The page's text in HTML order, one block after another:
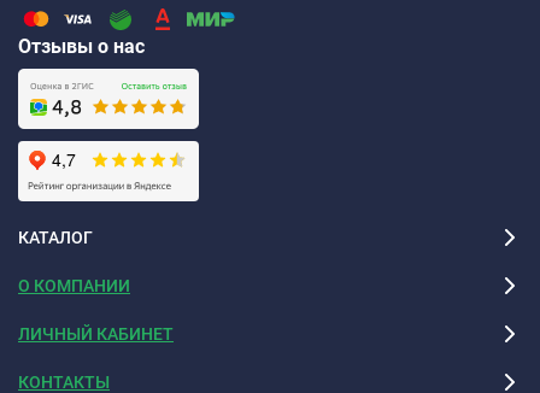
Отзывы о нас
КАТАЛОГ
О КОМПАНИИ
ЛИЧНЫЙ КАБИНЕТ
КОНТАКТЫ